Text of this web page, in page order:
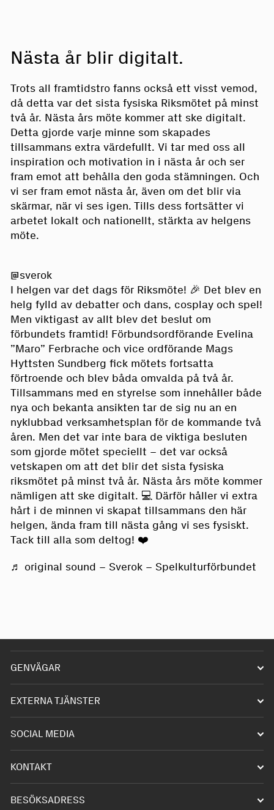
Nästa år blir digitalt.
Trots all framtidstro fanns också ett visst vemod,
då detta var det sista fysiska Riksmötet på minst
två år. Nästa års möte kommer att ske digitalt.
Detta gjorde varje minne som skapades
tillsammans extra värdefullt. Vi tar med oss all
inspiration och motivation in i nästa år och ser
fram emot att behålla den goda stämningen. Och
vi ser fram emot nästa år, även om det blir via
skärmar, när vi ses igen. Tills dess fortsätter vi
arbetet lokalt och nationellt, stärkta av helgens
möte.
@sverok
I helgen var det dags för Riksmöte! 🎉 Det blev en
helg fylld av debatter och dans, cosplay och spel!
Men viktigast av allt blev det beslut om
förbundets framtid! Förbundsordförande Evelina
”Maro” Ferbrache och vice ordförande Mags
Hyttsten Sundberg fick mötets fortsatta
förtroende och blev båda omvalda på två år.
Tillsammans med en styrelse som innehåller både
nya och bekanta ansikten tar de sig nu an en
nyklubbad verksamhetsplan för de kommande två
åren. Men det var inte bara de viktiga besluten
som gjorde mötet speciellt – det var också
vetskapen om att det blir det sista fysiska
riksmötet på minst två år. Nästa års möte kommer
nämligen att ske digitalt. 💻 Därför håller vi extra
hårt i de minnen vi skapat tillsammans den här
helgen, ända fram till nästa gång vi ses fysiskt.
Tack till alla som deltog! ❤️
♬ original sound – Sverok – Spelkulturförbundet
GENVÄGAR
Våra hobbys
EXTERNA TJÄNSTER
eBas
SOCIAL MEDIA
Facebook
KONTAKT
BESÖKSADRESS